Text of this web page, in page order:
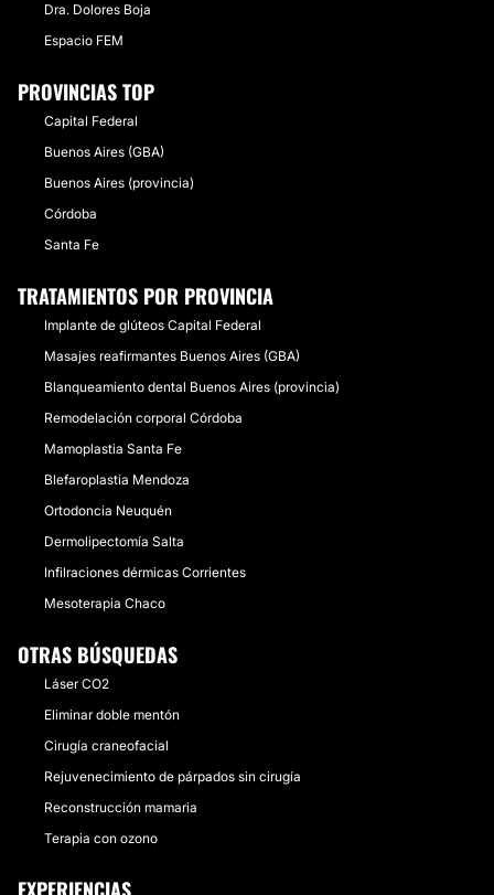
Dra. Dolores Boja
Espacio FEM
PROVINCIAS TOP
Capital Federal
Buenos Aires (GBA)
Buenos Aires (provincia)
Córdoba
Santa Fe
TRATAMIENTOS POR PROVINCIA
Implante de glúteos Capital Federal
Masajes reafirmantes Buenos Aires (GBA)
Blanqueamiento dental Buenos Aires (provincia)
Remodelación corporal Córdoba
Mamoplastia Santa Fe
Blefaroplastia Mendoza
Ortodoncia Neuquén
Dermolipectomía Salta
Infilraciones dérmicas Corrientes
Mesoterapia Chaco
OTRAS BÚSQUEDAS
Láser CO2
Eliminar doble mentón
Cirugía craneofacial
Rejuvenecimiento de párpados sin cirugía
Reconstrucción mamaria
Terapia con ozono